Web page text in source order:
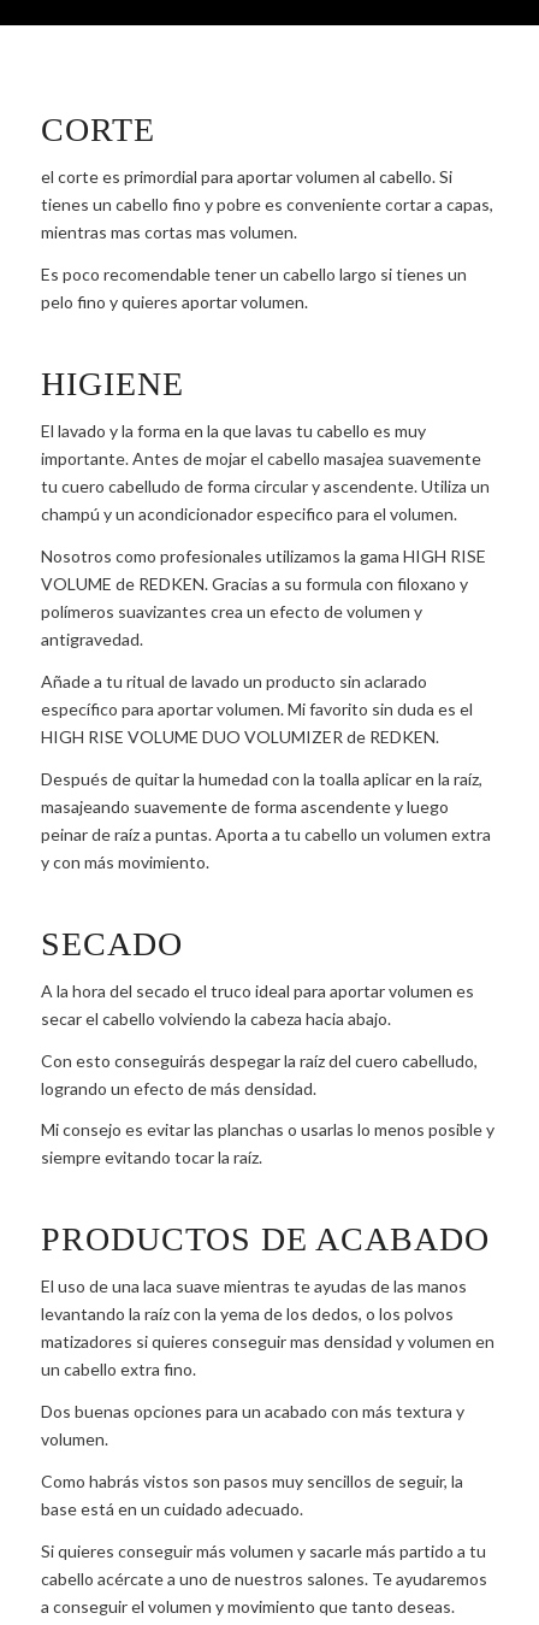
CORTE
el corte es primordial para aportar volumen al cabello. Si
tienes un cabello fino y pobre es conveniente cortar a capas,
mientras mas cortas mas volumen.
Es poco recomendable tener un cabello largo si tienes un
pelo fino y quieres aportar volumen.
HIGIENE
El lavado y la forma en la que lavas tu cabello es muy
importante. Antes de mojar el cabello masajea suavemente
tu cuero cabelludo de forma circular y ascendente. Utiliza un
champú y un acondicionador especifico para el volumen.
Nosotros como profesionales utilizamos la gama HIGH RISE
VOLUME de REDKEN. Gracias a su formula con filoxano y
polímeros suavizantes crea un efecto de volumen y
antigravedad.
Añade a tu ritual de lavado un producto sin aclarado
específico para aportar volumen. Mi favorito sin duda es el
HIGH RISE VOLUME DUO VOLUMIZER de REDKEN.
Después de quitar la humedad con la toalla aplicar en la raíz,
masajeando suavemente de forma ascendente y luego
peinar de raíz a puntas. Aporta a tu cabello un volumen extra
y con más movimiento.
SECADO
A la hora del secado el truco ideal para aportar volumen es
secar el cabello volviendo la cabeza hacia abajo.
Con esto conseguirás despegar la raíz del cuero cabelludo,
logrando un efecto de más densidad.
Mi consejo es evitar las planchas o usarlas lo menos posible y
siempre evitando tocar la raíz.
PRODUCTOS DE ACABADO
El uso de una laca suave mientras te ayudas de las manos
levantando la raíz con la yema de los dedos, o los polvos
matizadores si quieres conseguir mas densidad y volumen en
un cabello extra fino.
Dos buenas opciones para un acabado con más textura y
volumen.
Como habrás vistos son pasos muy sencillos de seguir, la
base está en un cuidado adecuado.
Si quieres conseguir más volumen y sacarle más partido a tu
cabello acércate a uno de nuestros salones. Te ayudaremos
a conseguir el volumen y movimiento que tanto deseas.